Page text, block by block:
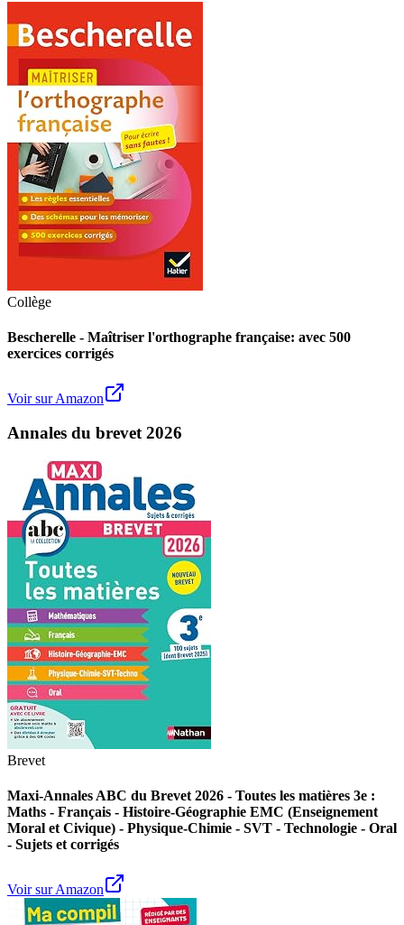
Collège
Bescherelle - Maîtriser l'orthographe française: avec 500
exercices corrigés
Voir sur Amazon
Annales du brevet 2026
Brevet
Maxi-Annales ABC du Brevet 2026 - Toutes les matières 3e :
Maths - Français - Histoire-Géographie EMC (Enseignement
Moral et Civique) - Physique-Chimie - SVT - Technologie - Oral
- Sujets et corrigés
Voir sur Amazon